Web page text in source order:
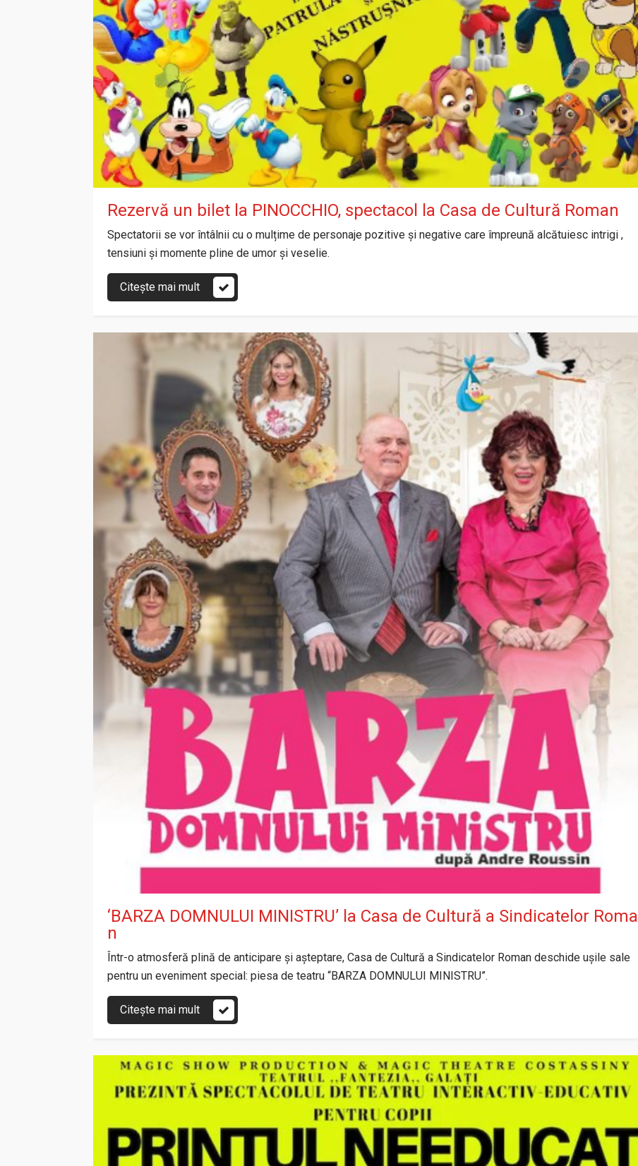
Rezervă un bilet la PINOCCHIO, spectacol la Casa de Cultură Roman
Spectatorii se vor întâlnii cu o mulțime de personaje pozitive și negative care împreună alcătuiesc intrigi ,
tensiuni și momente pline de umor și veselie.
Citește mai mult
‘BARZA DOMNULUI MINISTRU’ la Casa de Cultură a Sindicatelor Roma
n
Într-o atmosferă plină de anticipare și așteptare, Casa de Cultură a Sindicatelor Roman deschide ușile sale
pentru un eveniment special: piesa de teatru “BARZA DOMNULUI MINISTRU”.
Citește mai mult